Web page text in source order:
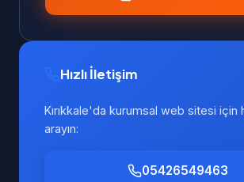
Hızlı İletişim
Kırıkkale'da kurumsal web sitesi için
arayın:
05426549463